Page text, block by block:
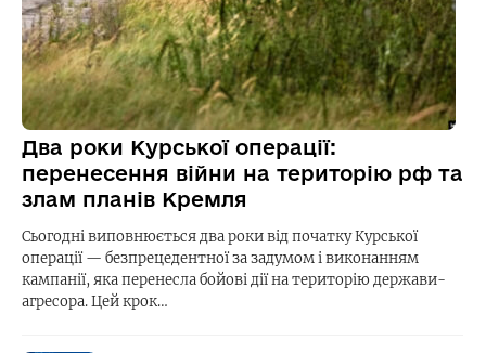
Два роки Курської операції:
перенесення війни на територію рф та
злам планів Кремля
Сьогодні виповнюється два роки від початку Курської
операції — безпрецедентної за задумом і виконанням
кампанії, яка перенесла бойові дії на територію держави-
агресора. Цей крок…